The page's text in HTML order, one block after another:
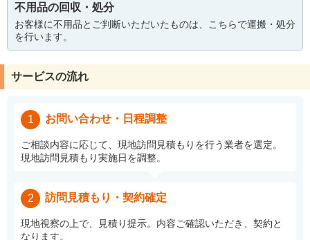
不用品の回収・処分
お客様に不用品とご判断いただいたものは、こちらで運搬・処分
を行います。
サービスの流れ
1 お問い合わせ・日程調整
ご相談内容に応じて、現地訪問見積もりを行う業者を選定。
現地訪問見積もり実施日を調整。
2 訪問見積もり・契約確定
現地視察の上で、見積り提示。内容ご確認いただき、契約と
なります。